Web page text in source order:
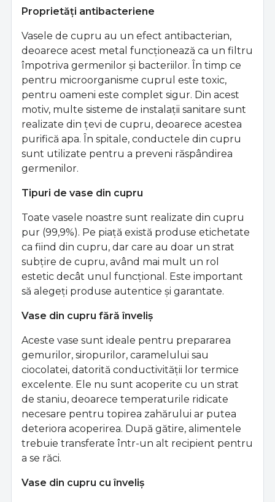
Proprietăți antibacteriene
Vasele de cupru au un efect antibacterian,
deoarece acest metal funcționează ca un filtru
împotriva germenilor și bacteriilor. În timp ce
pentru microorganisme cuprul este toxic,
pentru oameni este complet sigur. Din acest
motiv, multe sisteme de instalații sanitare sunt
realizate din țevi de cupru, deoarece acestea
purifică apa. În spitale, conductele din cupru
sunt utilizate pentru a preveni răspândirea
germenilor.
Tipuri de vase din cupru
Toate vasele noastre sunt realizate din cupru
pur (99,9%). Pe piață există produse etichetate
ca fiind din cupru, dar care au doar un strat
subțire de cupru, având mai mult un rol
estetic decât unul funcțional. Este important
să alegeți produse autentice și garantate.
Vase din cupru fără înveliș
Aceste vase sunt ideale pentru prepararea
gemurilor, siropurilor, caramelului sau
ciocolatei, datorită conductivității lor termice
excelente. Ele nu sunt acoperite cu un strat
de staniu, deoarece temperaturile ridicate
necesare pentru topirea zahărului ar putea
deteriora acoperirea. După gătire, alimentele
trebuie transferate într-un alt recipient pentru
a se răci.
Vase din cupru cu înveliș